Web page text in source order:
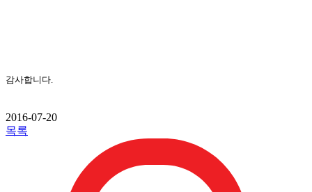
감사합니다.
2016-07-20
목록